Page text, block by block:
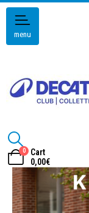
menu
0
Cart
0,00€